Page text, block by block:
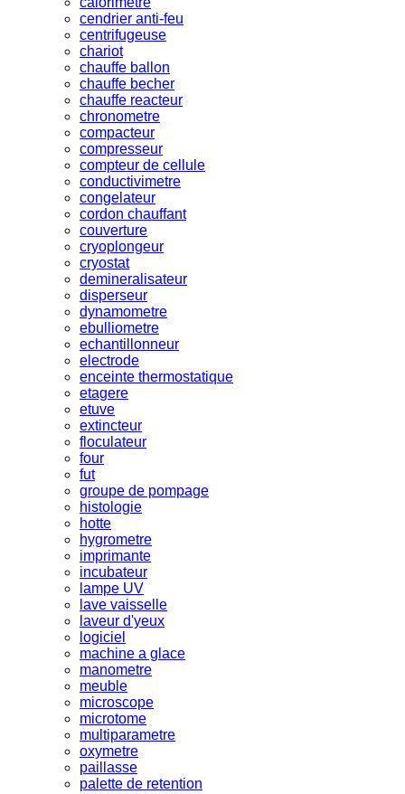
cendrier anti-feu
centrifugeuse
chariot
chauffe ballon
chauffe becher
chauffe reacteur
chronometre
compacteur
compresseur
compteur de cellule
conductivimetre
congelateur
cordon chauffant
couverture
cryoplongeur
cryostat
demineralisateur
disperseur
dynamometre
ebulliometre
echantillonneur
electrode
enceinte thermostatique
etagere
etuve
extincteur
floculateur
four
fut
groupe de pompage
histologie
hotte
hygrometre
imprimante
incubateur
lampe UV
lave vaisselle
laveur d'yeux
logiciel
machine a glace
manometre
meuble
microscope
microtome
multiparametre
oxymetre
paillasse
palette de retention